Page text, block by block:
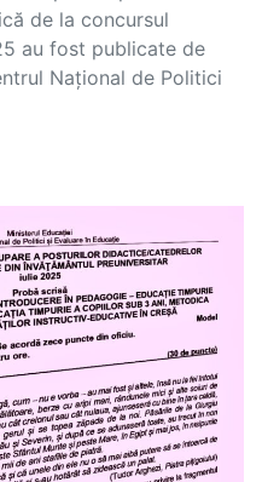
de la concursul
au fost publicate de
Național de Politici